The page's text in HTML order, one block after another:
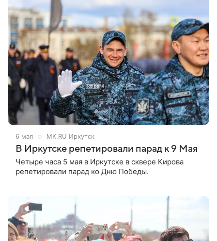
6 мая МК.RU Иркутск
В Иркутске репетировали парад к 9 Мая
Четыре часа 5 мая в Иркутске в сквере Кирова
репетировали парад ко Дню Победы.